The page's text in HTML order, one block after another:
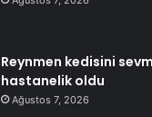
Reynmen kedisini
hastanelik oldu
Ağustos 7, 2026